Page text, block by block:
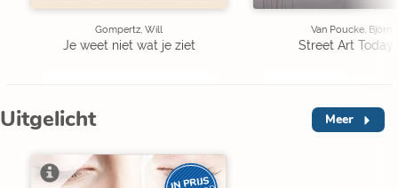
Gompertz, Will
Je weet niet wat je ziet
Van Poucke, Björn
Street Art Today
Uitgelicht Meer
IN PRIJS